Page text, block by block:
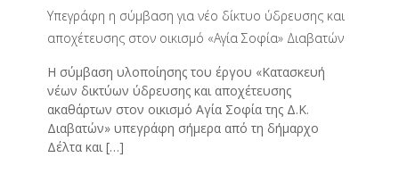
Υπεγράφη η σύμβαση για νέο δίκτυο ύδρευσης και
αποχέτευσης στον οικισμό «Αγία Σοφία» Διαβατών
Η σύμβαση υλοποίησης του έργου «Κατασκευή
νέων δικτύων ύδρευσης και αποχέτευσης
ακαθάρτων στον οικισμό Αγία Σοφία της Δ.Κ.
Διαβατών» υπεγράφη σήμερα από τη δήμαρχο
Δέλτα και[…]